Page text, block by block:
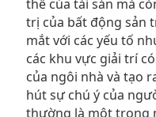
thể của tài sản mà
trị của bất động sản
mắt với các yếu tố
các khu vực giải trí
của ngôi nhà và tạo
hút sự chú ý của
thường là một trong